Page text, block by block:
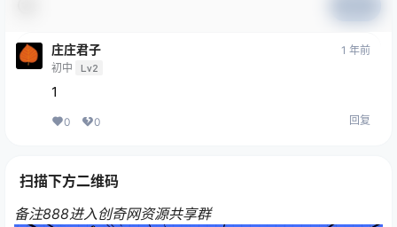
庄庄君子
初中 Lv2
1 年前
1
0 0 回复
扫描下方二维码
备注888进入创奇网资源共享群